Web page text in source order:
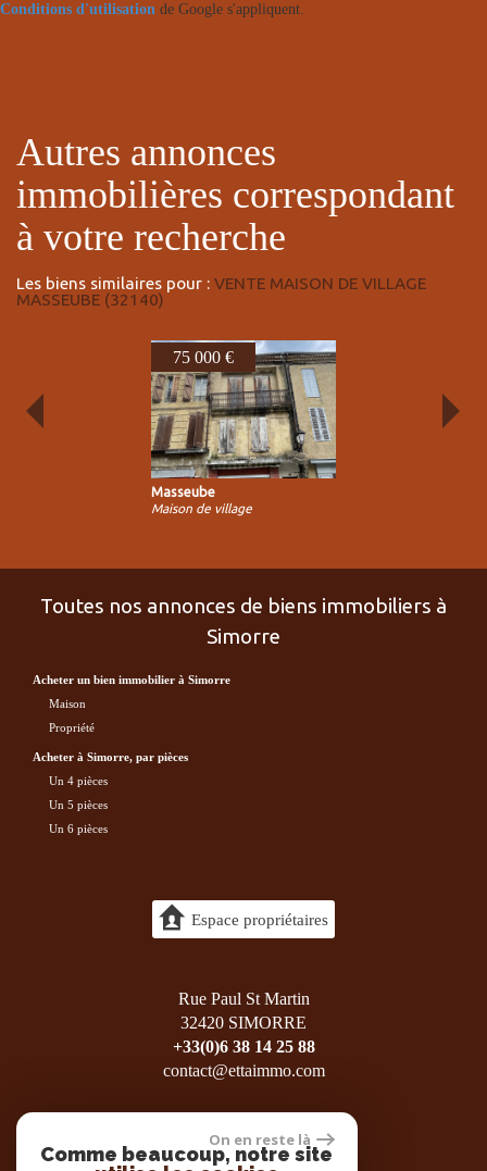
Conditions d'utilisation de Google s'appliquent.
autres annonces
immobilières correspondant
à votre recherche
Les biens similaires pour : VENTE MAISON DE VILLAGE
MASSEUBE (32140)
75 000 €
Masseube
Maison de village
Toutes nos annonces de biens immobiliers à
Simorre
acheter un bien immobilier à Simorre
maison
propriété
acheter à Simorre, par pièces
Un 4 pièces
Un 5 pièces
Un 6 pièces
Espace propriétaires
Rue Paul St Martin
32420 SIMORRE
+33(0)6 38 14 25 88
contact@ettaimmo.com
On en reste là
Comme beaucoup, notre site